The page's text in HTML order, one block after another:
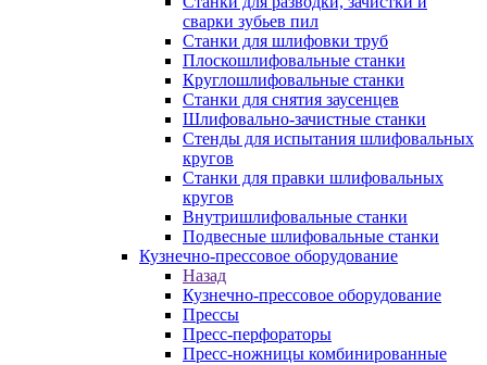
сварки зубьев пил
Станки для шлифовки труб
Плоскошлифовальные станки
Круглошлифовальные станки
Станки для снятия заусенцев
Шлифовально-зачистные станки
Стенды для испытания шлифовальных
кругов
Станки для правки шлифовальных
кругов
Внутришлифовальные станки
Подвесные шлифовальные станки
Кузнечно-прессовое оборудование
Назад
Кузнечно-прессовое оборудование
Прессы
Пресс-перфораторы
Пресс-ножницы комбинированные